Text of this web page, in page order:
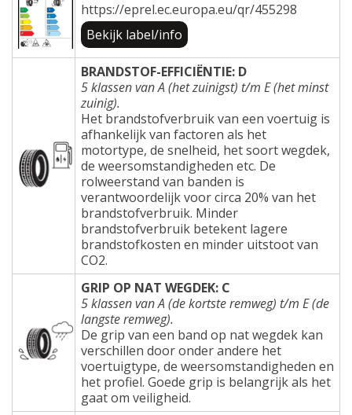
https://eprel.ec.europa.eu/qr/455298
Bekijk label/info
BRANDSTOF-EFFICIËNTIE: D
5 klassen van A (het zuinigst) t/m E (het minst
zuinig).
Het brandstofverbruik van een voertuig is
afhankelijk van factoren als het
motortype, de snelheid, het soort wegdek,
de weersomstandigheden etc. De
rolweerstand van banden is
verantwoordelijk voor circa 20% van het
brandstofverbruik. Minder
brandstofverbruik betekent lagere
brandstofkosten en minder uitstoot van
CO2.
GRIP OP NAT WEGDEK: C
5 klassen van A (de kortste remweg) t/m E (de
langste remweg).
De grip van een band op nat wegdek kan
verschillen door onder andere het
voertuigtype, de weersomstandigheden en
het profiel. Goede grip is belangrijk als het
gaat om veiligheid.